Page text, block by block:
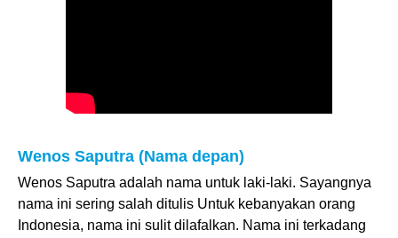
Wenos Saputra (Nama depan)
Wenos Saputra adalah nama untuk laki-laki. Sayangnya
nama ini sering salah ditulis Untuk kebanyakan orang
Indonesia, nama ini sulit dilafalkan. Nama ini terkadang